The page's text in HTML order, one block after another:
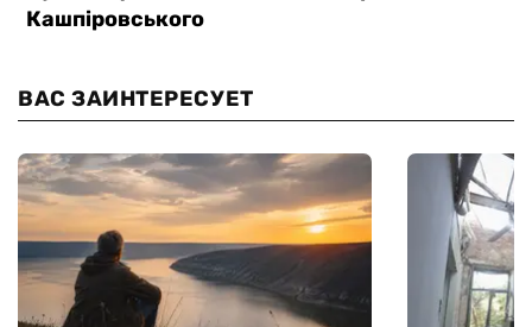
ВАС ЗАИНТЕРЕСУЕТ